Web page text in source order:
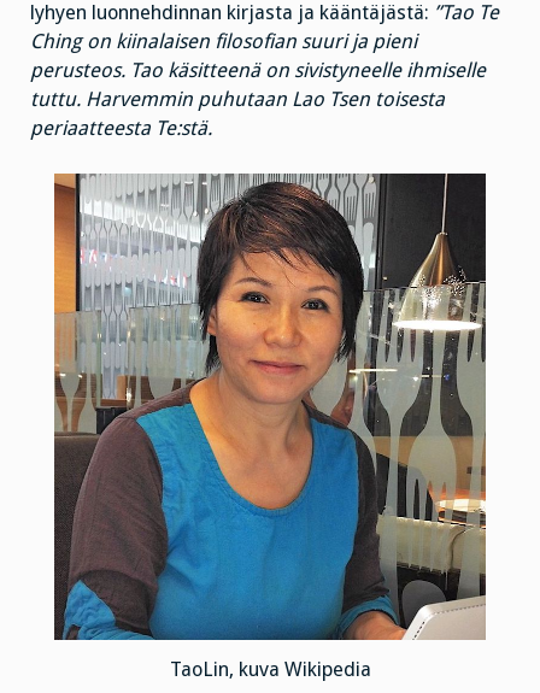
lyhyen luonnehdinnan kirjasta ja kääntäjästä: ”Tao Te
Ching on kiinalaisen filosofian suuri ja pieni
perusteos. Tao käsitteenä on sivistyneelle ihmiselle
tuttu. Harvemmin puhutaan Lao Tsen toisesta
periaatteesta Te:stä.
TaoLin, kuva Wikipedia